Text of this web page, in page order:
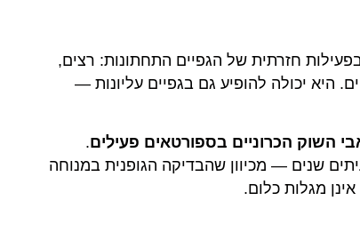
חזרתית של הגפיים התחתונות: רצים,
היא יכולה להופיע גם בגפיים עליונות —
.
שנים — מכיוון שהבדיקה הגופנית במנוחה